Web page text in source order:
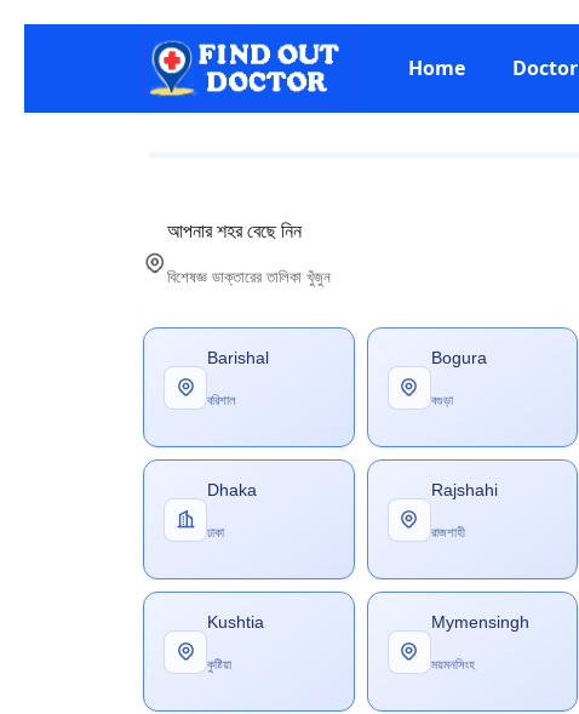
Home Doctor
আপনার শহর বেছে নিন
বিশেষজ্ঞ ডাক্তারের তালিকা খুঁজুন
Barishal
বরিশাল
Bogura
বগুড়া
Dhaka
ঢাকা
Rajshahi
রাজশাহী
Kushtia
কুষ্টিয়া
Mymensingh
ময়মনসিংহ